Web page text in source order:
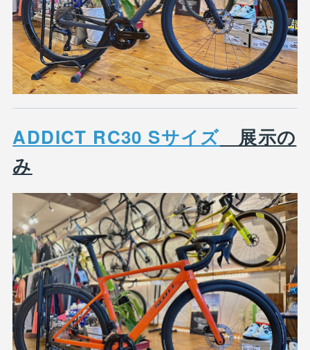
ADDICT RC30 Sサイズ 展示の
み